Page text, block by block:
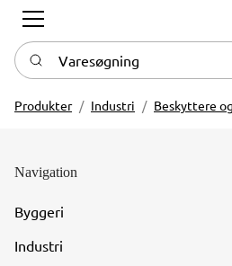
Varesøgning
Produkter Industri Beskyttere
Navigation
Byggeri
Industri